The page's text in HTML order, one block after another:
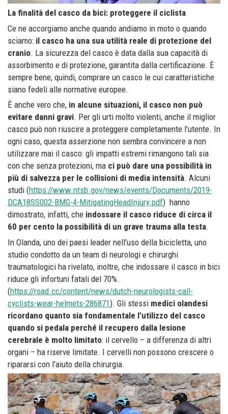
La finalità del casco da bici: proteggere il ciclista
Ce ne accorgiamo anche quando andiamo in moto o quando
sciamo: il casco ha una sua utilità reale di protezione del
cranio. La sicurezza del casco è data dalla sua capacità di
assorbimento e di protezione, garantita dalla certificazione. È
sempre bene, quindi, comprare un casco le cui caratteristiche
siano fedeli alle normative europee.
È anche vero che, in alcune situazioni, il casco non può
evitare danni gravi. Per gli urti molto violenti, anche il miglior
casco può non riuscire a proteggere completamente l’utente. In
ogni caso, questa asserzione non sembra convincere a non
utilizzare mai il casco: gli impatti estremi rimangono tali sia
con che senza protezioni, ma ci può dare una possibilità in
più di salvezza per le collisioni di media intensità. Alcuni
studi (https://www.ntsb.gov/news/events/Documents/2019-
DCA18SS002-BMG-4-MitigatingHeadInjury.pdf) hanno
dimostrato, infatti, che indossare il casco riduce di circa il
60 per cento la possibilità di un grave trauma alla testa.
In Olanda, uno dei paesi leader nell’uso della bicicletta, uno
studio condotto da un team di neurologi e chirurghi
traumatologici ha rivelato, inoltre, che indossare il casco in bici
riduce gli infortuni fatali del 70%.
(https://road.cc/content/news/dutch-neurologists-call-
cyclists-wear-helmets-286871). Gli stessi medici olandesi
ricordano quanto sia fondamentale l’utilizzo del casco
quando si pedala perché il recupero dalla lesione
cerebrale è molto limitato: il cervello – a differenza di altri
organi – ha riserve limitate. I cervelli non possono crescere o
ripararsi con l’aiuto della chirurgia.